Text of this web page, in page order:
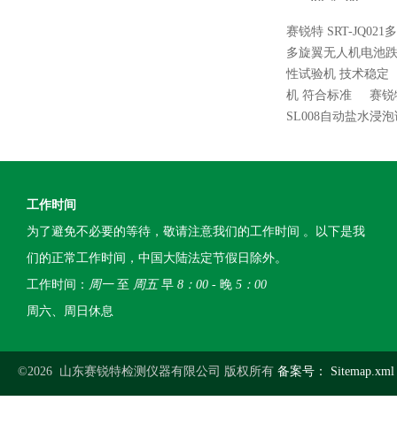
赛锐特 SRT-JQ021
多旋翼无人机电池
性试验机 技术稳定
机 符合标准
赛锐
SL008自动盐水浸
工作时间
为了避免不必要的等待，敬请注意我们的工作时间 。以下是我
们的正常工作时间，中国大陆法定节假日除外。
工作时间： 周一至 周五早 8：00 - 晚 5：00
周六、周日休息
©2026 山东赛锐特检测仪器有限公司 版权所有 备案号： Sitemap.xml